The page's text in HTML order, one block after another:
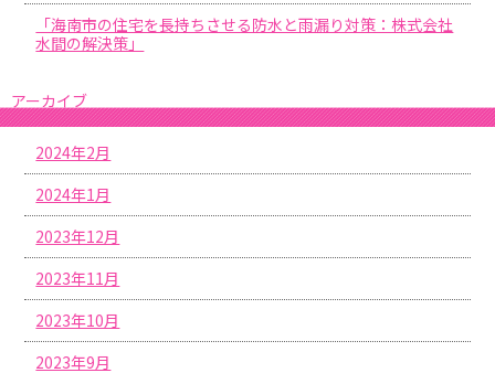
「海南市の住宅を長持ちさせる防水と雨漏り対策：株式会社
水間の解決策」
アーカイブ
2024年2月
2024年1月
2023年12月
2023年11月
2023年10月
2023年9月